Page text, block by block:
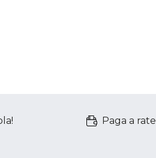
Paga a rate